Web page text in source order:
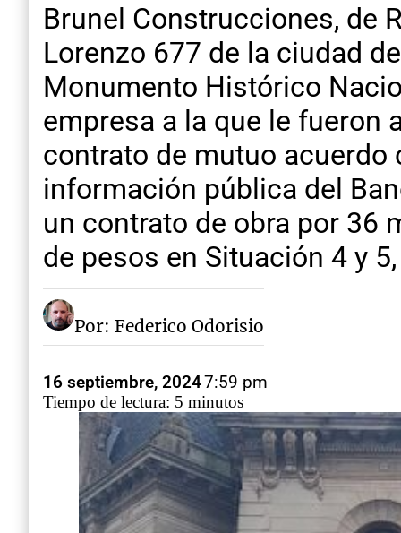
Brunel Construcciones, de
Lorenzo 677 de la ciudad
Monumento Histórico
empresa a la que le fueron
contrato de mutuo acuerdo
información pública del
un contrato de obra por 36
de pesos en Situación 4 y
Por: Federico Odorisio
16 septiembre, 20247:59 pm
Tiempo de lectura: 5 minutos